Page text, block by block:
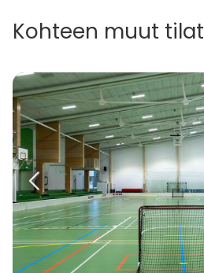
Kohteen muut tilat